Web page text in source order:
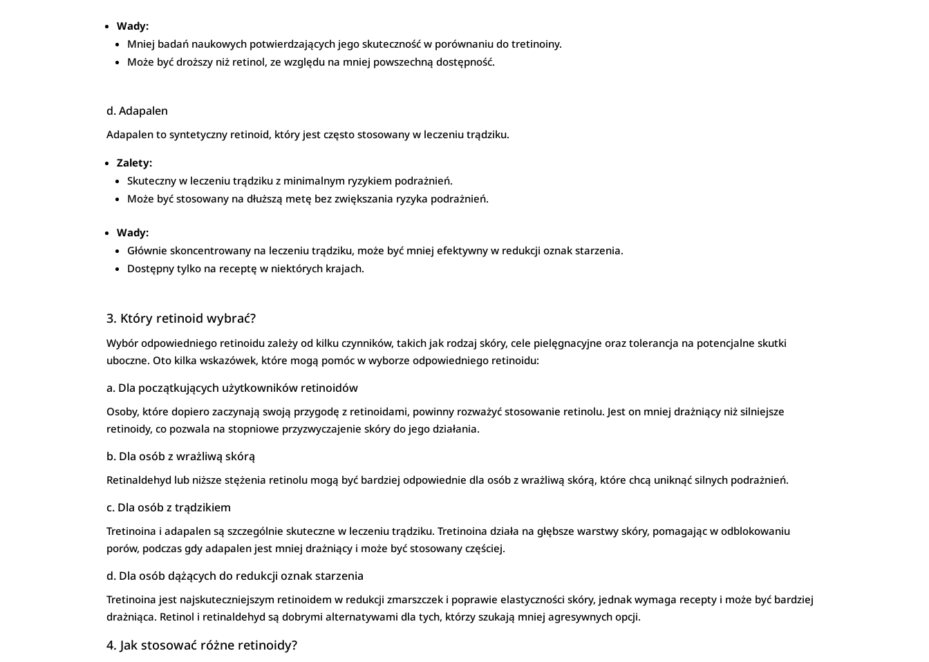
Wady:
Mniej badań naukowych potwierdzających jego skuteczność w porównaniu do tretinoiny.
Może być droższy niż retinol, ze względu na mniej powszechną dostępność.
d. Adapalen
Adapalen to syntetyczny retinoid, który jest często stosowany w leczeniu trądziku.
Zalety:
Skuteczny w leczeniu trądziku z minimalnym ryzykiem podrażnień.
Może być stosowany na dłuższą metę bez zwiększania ryzyka podrażnień.
Wady:
Głównie skoncentrowany na leczeniu trądziku, może być mniej efektywny w redukcji oznak starzenia.
Dostępny tylko na receptę w niektórych krajach.
3. Który retinoid wybrać?
Wybór odpowiedniego retinoidu zależy od kilku czynników, takich jak rodzaj skóry, cele pielęgnacyjne oraz tolerancja na potencjalne skutki
uboczne. Oto kilka wskazówek, które mogą pomóc w wyborze odpowiedniego retinoidu:
a. Dla początkujących użytkowników retinoidów
Osoby, które dopiero zaczynają swoją przygodę z retinoidami, powinny rozważyć stosowanie retinolu. Jest on mniej drażniący niż silniejsze
retinoidy, co pozwala na stopniowe przyzwyczajenie skóry do jego działania.
b. Dla osób z wrażliwą skórą
Retinaldehyd lub niższe stężenia retinolu mogą być bardziej odpowiednie dla osób z wrażliwą skórą, które chcą uniknąć silnych podrażnień.
c. Dla osób z trądzikiem
Tretinoina i adapalen są szczególnie skuteczne w leczeniu trądziku. Tretinoina działa na głębsze warstwy skóry, pomagając w odblokowaniu
porów, podczas gdy adapalen jest mniej drażniący i może być stosowany częściej.
d. Dla osób dążących do redukcji oznak starzenia
Tretinoina jest najskuteczniejszym retinoidem w redukcji zmarszczek i poprawie elastyczności skóry, jednak wymaga recepty i może być bardziej
drażniąca. Retinol i retinaldehyd są dobrymi alternatywami dla tych, którzy szukają mniej agresywnych opcji.
4. Jak stosować różne retinoidy?